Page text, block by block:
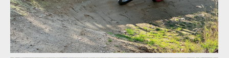
IMG 86
IMG 86